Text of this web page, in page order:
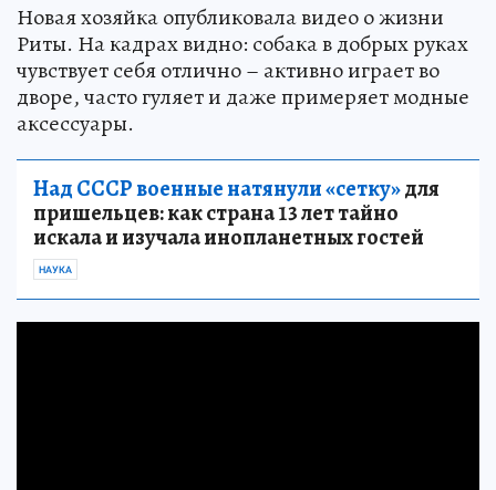
Новая хозяйка опубликовала видео о жизни
Риты. На кадрах видно: собака в добрых руках
чувствует себя отлично – активно играет во
дворе, часто гуляет и даже примеряет модные
аксессуары.
Над СССР военные натянули «сетку»для
пришельцев: как страна 13 лет тайно
искала и изучала инопланетных гостей
НАУКА